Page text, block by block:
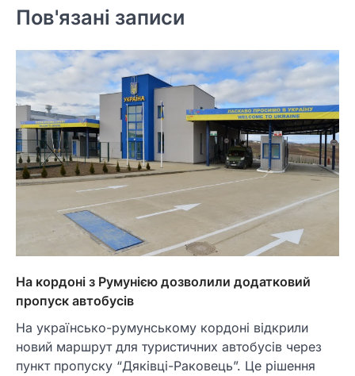
Пов'язані записи
На кордоні з Румунією дозволили додатковий
пропуск автобусів
На українсько-румунському кордоні відкрили
новий маршрут для туристичних автобусів через
пункт пропуску “Дяківці-Раковець”. Це рішення